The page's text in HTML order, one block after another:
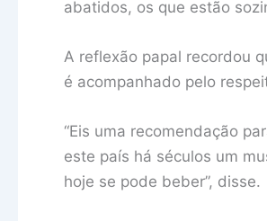
abatidos, os que estão
A reflexão papal recordou
é acompanhado pelo
“Eis uma recomendação
este país há séculos um
hoje se pode beber”, disse.